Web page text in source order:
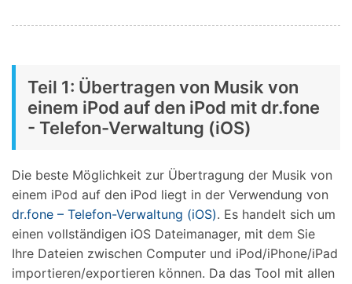
Teil 1: Übertragen von Musik von
einem iPod auf den iPod mit dr.fone
- Telefon-Verwaltung (iOS)
Die beste Möglichkeit zur Übertragung der Musik von
einem iPod auf den iPod liegt in der Verwendung von
dr.fone – Telefon-Verwaltung (iOS). Es handelt sich um
einen vollständigen iOS Dateimanager, mit dem Sie
Ihre Dateien zwischen Computer und iPod/iPhone/iPad
importieren/exportieren können. Da das Tool mit allen